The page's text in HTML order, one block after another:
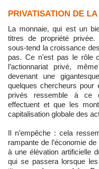
PRIVATISATION DE
La monnaie, qui est un bien public, est donc gagée par des
titres de propriété privée.
sous-tend la croissance
pas. Ce n’est pas le rôle
l’actionnariat privé,
devenant une
quelques chercheurs pour
privés ressemble à ce
effectuent et que les
capitalisation globale des
Il n’empêche : cela
rampante de l’économie
à une élévation artificielle
qui se passera lorsque